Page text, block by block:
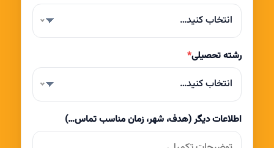
انتخاب کنید…
رشته تحصیلی*
انتخاب کنید…
اطلاعات دیگر (هدف، شهر، زمان مناسب تماس…)